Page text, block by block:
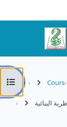
Ouvrir l’indexCours
البنائية